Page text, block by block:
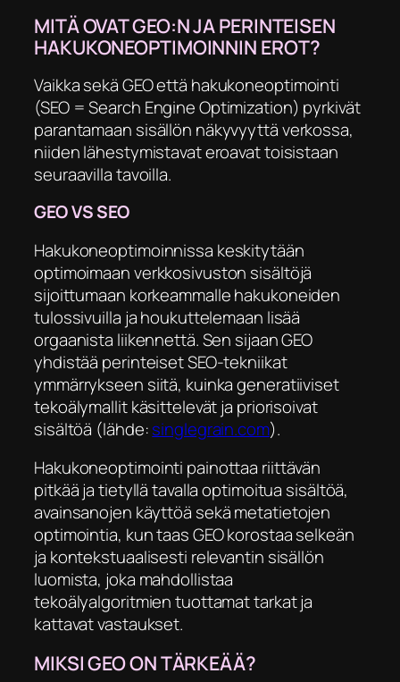
MITÄ OVAT GEO:N JA PERINTEISEN
HAKUKONEOPTIMOINNIN EROT?
Vaikka sekä GEO että hakukoneoptimointi
(SEO = Search Engine Optimization) pyrkivät
parantamaan sisällön näkyvyyttä verkossa,
niiden lähestymistavat eroavat toisistaan
seuraavilla tavoilla.
GEO VS SEO
Hakukoneoptimoinnissa keskitytään
optimoimaan verkkosivuston sisältöjä
sijoittumaan korkeammalle hakukoneiden
tulossivuilla ja houkuttelemaan lisää
orgaanista liikennettä. Sen sijaan GEO
yhdistää perinteiset SEO-tekniikat
ymmärrykseen siitä, kuinka generatiiviset
tekoälymallit käsittelevät ja priorisoivat
sisältöä (lähde:singlegrain.com).
Hakukoneoptimointi painottaa riittävän
pitkää ja tietyllä tavalla optimoitua sisältöä,
avainsanojen käyttöä sekä metatietojen
optimointia, kun taas GEO korostaa selkeän
ja kontekstuaalisesti relevantin sisällön
luomista, joka mahdollistaa
tekoälyalgoritmien tuottamat tarkat ja
kattavat vastaukset.
MIKSI GEO ON TÄRKEÄÄ?